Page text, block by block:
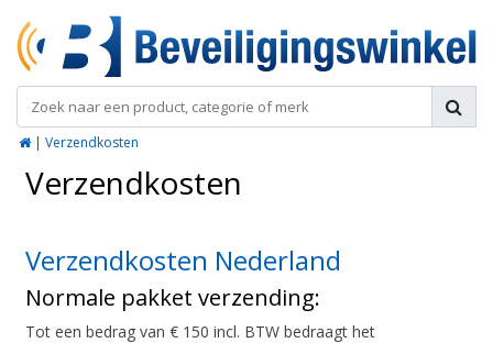
| Verzendkosten
Verzendkosten
Verzendkosten Nederland
Normale pakket verzending:
Tot een bedrag van € 150 incl. BTW bedraagt het